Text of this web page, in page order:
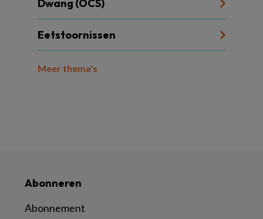
Dwang (OCS)
Eetstoornissen
Meer thema's
Abonneren
Abonnement